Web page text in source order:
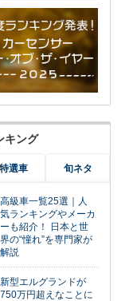
キング
特選車 旬ネタ
高級車一覧25選｜人
気ランキングやメーカ
ーも紹介！ 日本と世
界の“憧れ”を専門家が
解説
新型エルグランドが
750万円超えなことに